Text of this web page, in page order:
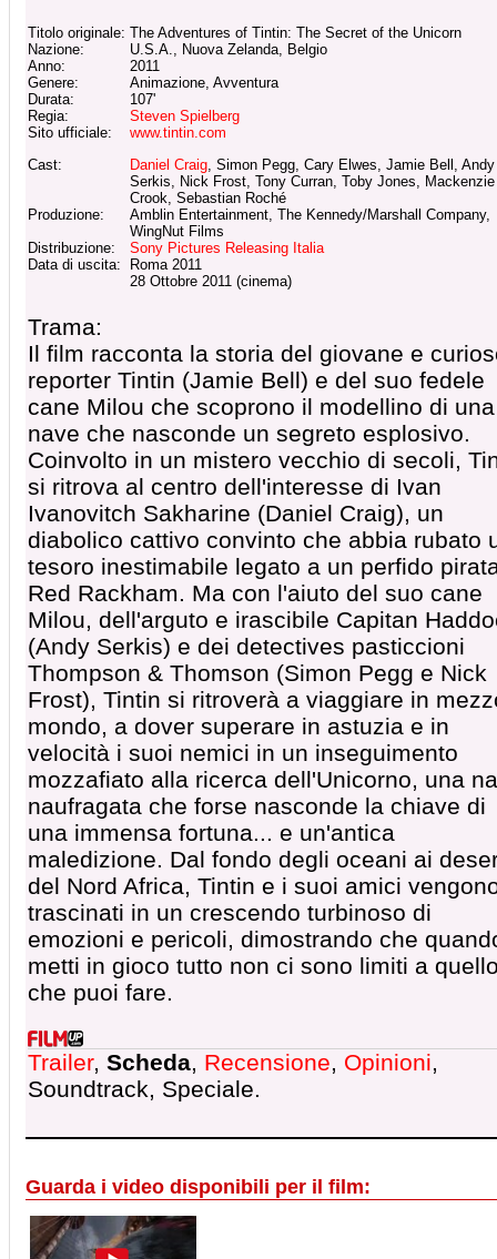
Titolo originale: The Adventures of Tintin: The Secret of the Unicorn
Nazione:
U.S.A., Nuova Zelanda, Belgio
Anno:
2011
Genere:
Animazione, Avventura
Durata:
107'
Regia:
Steven Spielberg
Sito ufficiale:
www.tintin.com
Cast:
Daniel Craig, Simon Pegg, Cary Elwes, Jamie Bell, Andy
Serkis, Nick Frost, Tony Curran, Toby Jones, Mackenzie
Crook, Sebastian Roché
Produzione:
Amblin Entertainment, The Kennedy/Marshall Company,
WingNut Films
Distribuzione:
Sony Pictures Releasing Italia
Data di uscita:
Roma 2011
28 Ottobre 2011 (cinema)
Trama:
Il film racconta la storia del giovane e
reporter Tintin (Jamie Bell) e del suo fedele
cane Milou che scoprono il modellino di una
nave che nasconde un segreto esplosivo.
Coinvolto in un mistero vecchio di secoli,
si ritrova al centro dell'interesse di Ivan
Ivanovitch Sakharine (Daniel Craig), un
diabolico cattivo convinto che abbia rubato
tesoro inestimabile legato a un perfido
Red Rackham. Ma con l'aiuto del suo cane
Milou, dell'arguto e irascibile Capitan
(Andy Serkis) e dei detectives pasticcioni
Thompson & Thomson (Simon Pegg e Nick
Frost), Tintin si ritroverà a viaggiare in
mondo, a dover superare in astuzia e in
velocità i suoi nemici in un inseguimento
mozzafiato alla ricerca dell'Unicorno, una
naufragata che forse nasconde la chiave di
una immensa fortuna... e un'antica
maledizione. Dal fondo degli oceani ai
del Nord Africa, Tintin e i suoi amici
trascinati in un crescendo turbinoso di
emozioni e pericoli, dimostrando che
metti in gioco tutto non ci sono limiti a
che puoi fare.
Trailer, Scheda, Recensione, Opinioni,
Soundtrack, Speciale.
Guarda i video disponibili per il film: